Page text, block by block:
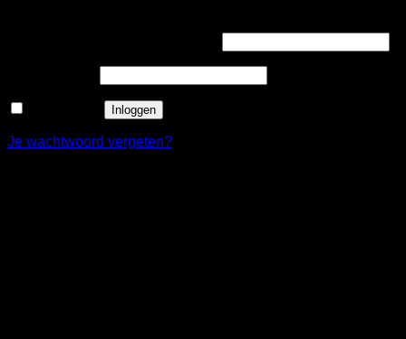
Inloggen
Je wachtwoord vergeten?